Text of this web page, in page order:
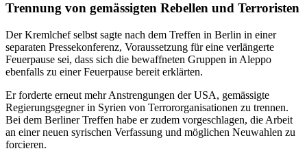
Trennung von gemässigten Rebellen und Terroristen
Der Kremlchef selbst sagte nach dem Treffen in Berlin in einer
separaten Pressekonferenz, Voraussetzung für eine verlängerte
Feuerpause sei, dass sich die bewaffneten Gruppen in Aleppo
ebenfalls zu einer Feuerpause bereit erklärten.
Er forderte erneut mehr Anstrengungen der USA, gemässigte
Regierungsgegner in Syrien von Terrororganisationen zu trennen.
Bei dem Berliner Treffen habe er zudem vorgeschlagen, die Arbeit
an einer neuen syrischen Verfassung und möglichen Neuwahlen zu
forcieren.